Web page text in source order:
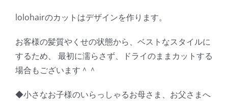
lolohairのカットはデザインを作ります。
お客様の髪質やくせの状態から、ベストなスタイルに
するため、 最初に濡らさず、ドライのままカットする
場合もございます＾＾
◆小さなお子様のいらっしゃるお母さま、お父さまへ